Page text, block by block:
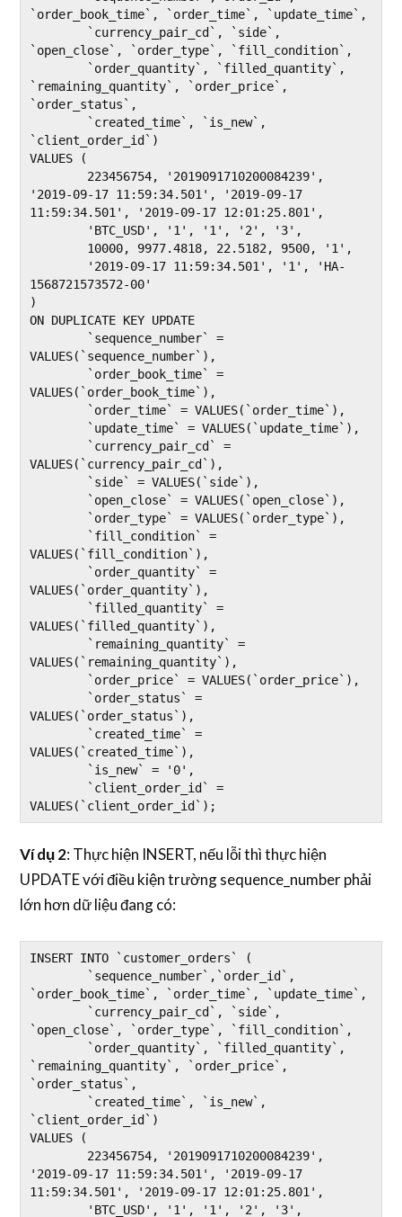
`order_book_time`, `order_time`, `update_time`,
`open_close`, `order_type`, `fill_condition`,
`remaining_quantity`, `order_price`,
`order_status`,
`client_order_id`)
VALUES (
'2019-09-17 11:59:34.501', '2019-09-17
11:59:34.501', '2019-09-17 12:01:25.801',
1568721573572-00'
)
ON DUPLICATE KEY UPDATE
VALUES(`sequence_number`),
VALUES(`order_book_time`),
VALUES(`currency_pair_cd`),
VALUES(`fill_condition`),
VALUES(`order_quantity`),
VALUES(`filled_quantity`),
VALUES(`remaining_quantity`),
VALUES(`order_status`),
VALUES(`created_time`),
VALUES(`client_order_id`);
Ví dụ 2: Thực hiện INSERT, nếu lỗi thì thực hiện
UPDATE với điều kiện trường sequence_number phải
lớn hơn dữ liệu đang có:
INSERT INTO `customer_orders` (
`order_book_time`, `order_time`, `update_time`,
`open_close`, `order_type`, `fill_condition`,
`remaining_quantity`, `order_price`,
`order_status`,
`client_order_id`)
VALUES (
'2019-09-17 11:59:34.501', '2019-09-17
11:59:34.501', '2019-09-17 12:01:25.801',